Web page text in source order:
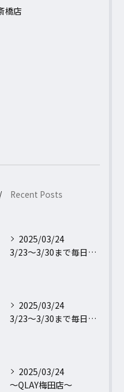
橋店
Recent Posts
2025/03/24
3/23〜3/30まで毎日行われるフォロー＆リポストキャンペ...
2025/03/24
3/23〜3/30まで毎日行われるフォロー＆リポストキャンペ...
2025/03/24
〜QLAY梅田店〜